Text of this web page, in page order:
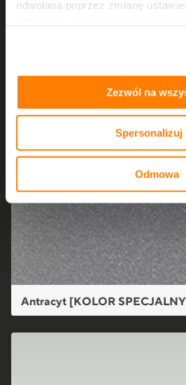
odwołana poprzez zmianę
tym, jak korzystasz z naszej
prywatności i cookies.
Zezwól na
Spersonalizuj
Odmowa
Antracyt [KOLOR